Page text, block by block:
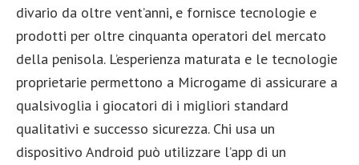
divario da oltre vent’anni, e fornisce tecnologie e
prodotti per oltre cinquanta operatori del mercato
della penisola. L’esperienza maturata e le tecnologie
proprietarie permettono a Microgame di assicurare a
qualsivoglia i giocatori di i migliori standard
qualitativi e successo sicurezza. Chi usa un
dispositivo Android può utilizzare l’app di un